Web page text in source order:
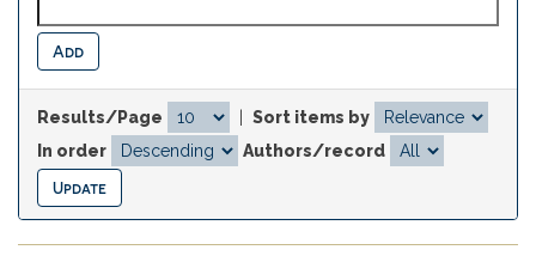
Results/Page
Sort items by
In order
Authors/record